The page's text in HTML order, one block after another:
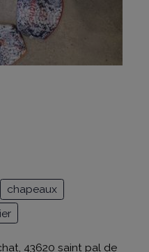
chapeaux
43620 saint pal de